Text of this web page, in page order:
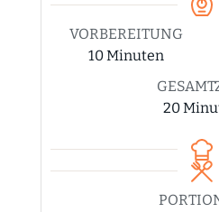
VORBEREITUNG
10Minuten
Minuten
20